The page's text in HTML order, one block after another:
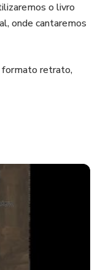
o livro
onde cantaremos
formato retrato,